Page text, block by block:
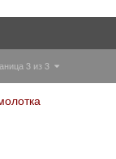
3 из 3